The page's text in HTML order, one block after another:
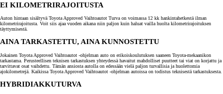
EI KILOMETRIRAJOITUSTA
Auton hintaan sisältyvä Toyota Approved Vaihtoautot Turva on voimassa 12 kk hankintahetkestä ilman
kilometrirajoitusta. Voit siis ajaa vuoden aikana niin paljon kuin haluat vailla huolta kilometrirajoituksen
täyttymisestä.
AINA TARKASTETTU, AINA KUNNOSTETTU
Jokainen Toyota Approved Vaihtoautot -ohjelman auto on erikoiskoulutuksen saaneen Toyota-mekaanikon
tarkastama. Perusteellisen teknisen tarkastuksen yhteydessä havaitut mahdolliset puutteet tai viat on korjattu ja
tarvittavat osat vaihdettu. Tämän ansiosta autolla on edessään vielä paljon turvallisia ja huolettomia
ajokilometrejä. Kaikissa Toyota Approved Vaihtoautot -ohjelman autoissa on todistus teknisestä tarkastuksesta.
HYBRIDIAKKUTURVA